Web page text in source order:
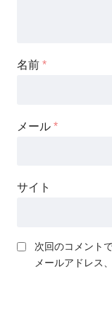
名前 *
メール *
サイト
次回のコメント
メールアドレス